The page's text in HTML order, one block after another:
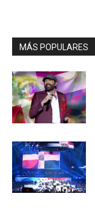
MÁS POPULARES